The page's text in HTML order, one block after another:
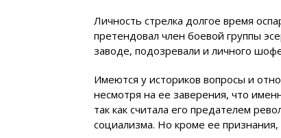
Личность стрелка долгое время
претендовал член боевой группы
заводе, подозревали и личного
Имеются у историков вопросы и
несмотря на ее заверения, что
так как считала его предателем
социализма. Но кроме ее признания,